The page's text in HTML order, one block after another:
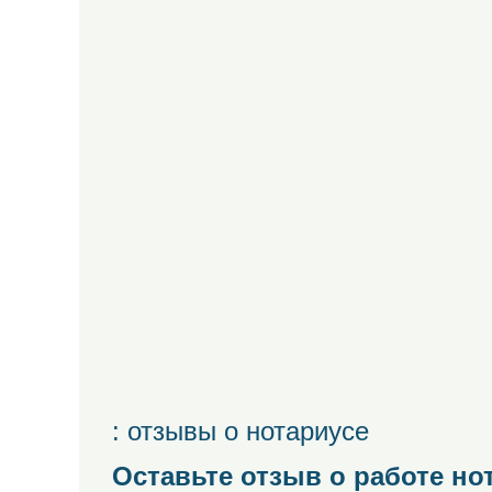
: отзывы о нотариусе
Оставьте отзыв о работе